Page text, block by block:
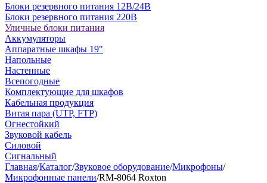
Блоки резервного питания 12В/24В
Блоки резервного питания 220В
Уличные блоки питания
Аккумуляторы
Аппаратные шкафы 19"
Напольные
Настенные
Всепогодные
Комплектующие для шкафов
Кабельная продукция
Витая пара (UTP, FTP)
Огнестойкий
Звуковой кабель
Силовой
Сигнальный
Главная/Каталог/Звуковое оборудование/Микрофоны/
Микрофонные панели/RM-8064 Roxton